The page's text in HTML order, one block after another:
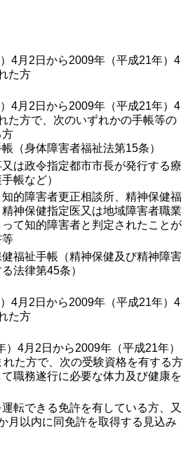
4月2日から2009年（平成21年）4
た方
4月2日から2009年（平成21年）4
た方で、次のいずれかの手帳等の
方
（身体障害者福祉法第15条）
は政令指定都市市長が発行する療
帳など）
知的障害者更正相談所、精神保健福
神保健指定医又は地域障害者職業
て知的障害者と判定されたことが
等
福祉手帳（精神保健及び精神障害
法律第45条）
4月2日から2009年（平成21年）4
た方
）4月2日から2009年（平成21年）
た方で、次の受験資格を有する方
職務遂行に必要な体力及び健康を
転できる免許を有している方、又
月以内に同免許を取得する見込み